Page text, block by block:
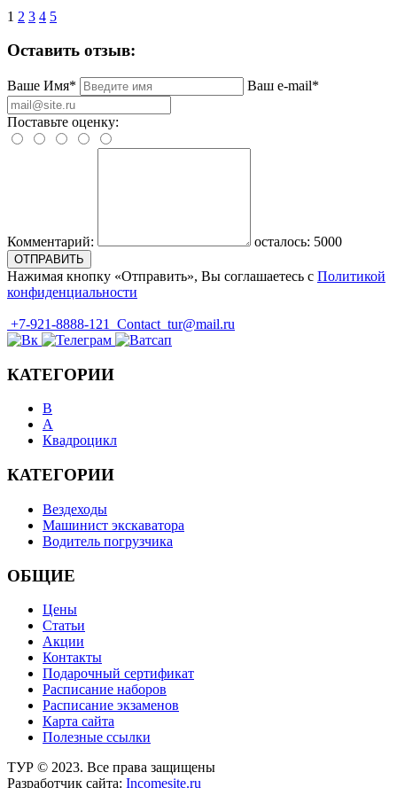
1 2 3 4 5
Оставить отзыв:
Ваше Имя* Ваш e-mail*
Поставьте оценку:
Комментарий: осталось: 5000
ОТПРАВИТЬ
Нажимая кнопку «Отправить», Вы соглашаетесь с Политикой
конфиденциальности
+7-921-8888-121 Contact_tur@mail.ru
КАТЕГОРИИ
B
А
Квадроцикл
КАТЕГОРИИ
Вездеходы
Машинист экскаватора
Водитель погрузчика
ОБЩИЕ
Цены
Статьи
Акции
Контакты
Подарочный сертификат
Расписание наборов
Расписание экзаменов
Карта сайта
Полезные ссылки
ТУР © 2023. Все права защищены
Разработчик сайта: Incomesite.ru